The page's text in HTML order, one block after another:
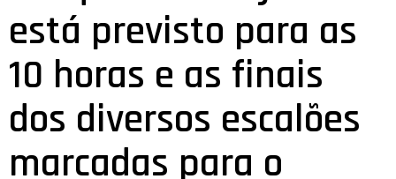
está previsto para as
10 horas e as finais
dos diversos escalões
marcadas para o